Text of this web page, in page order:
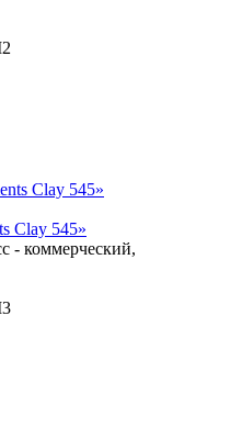
Clay 545»
- коммерческий,